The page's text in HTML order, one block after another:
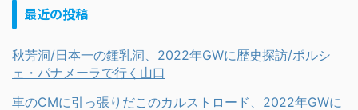
最近の投稿
秋芳洞/日本一の鍾乳洞、2022年GWに歴史探訪/ポルシ
ェ・パナメーラで行く山口
車のCMに引っ張りだこのカルストロード、2022年GWに